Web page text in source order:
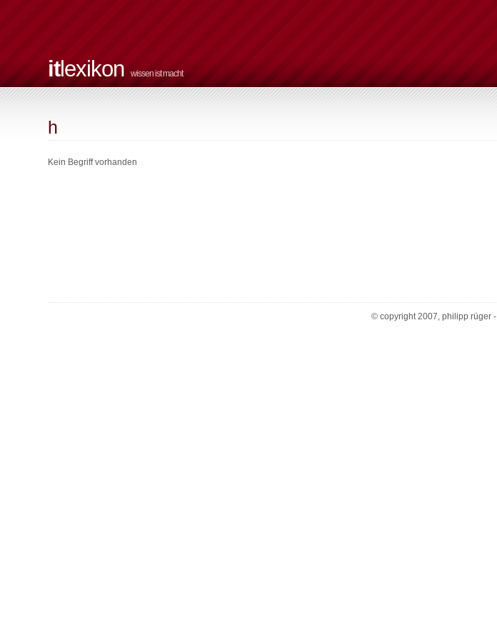
itlexikon wissen ist macht
h
Kein Begriff vorhanden
© copyright 2007, philipp rüger -